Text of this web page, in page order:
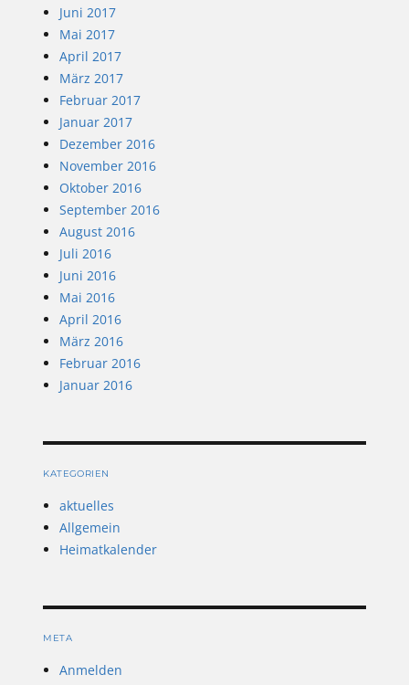
Juni 2017
Mai 2017
April 2017
März 2017
Februar 2017
Januar 2017
Dezember 2016
November 2016
Oktober 2016
September 2016
August 2016
Juli 2016
Juni 2016
Mai 2016
April 2016
März 2016
Februar 2016
Januar 2016
KATEGORIEN
aktuelles
Allgemein
Heimatkalender
META
Anmelden